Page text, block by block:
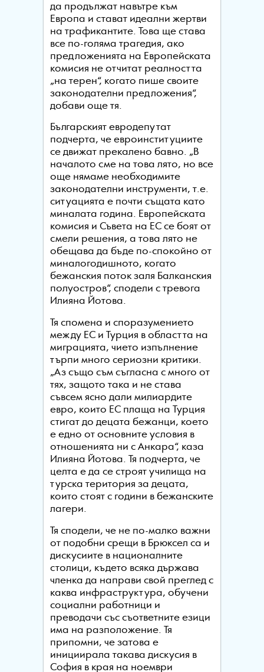
да продължат навътре към
Европа и стават идеални жертви
на трафикантите. Това ще става
все по-голяма трагедия, ако
предложенията на Европейската
комисия не отчитат реалността
„на терен“, когато пише своите
законодателни предложения“,
добави още тя.
Българският евродепутат
подчерта, че евроинституциите
се движат прекалено бавно. „В
началото сме на това лято, но все
още нямаме необходимите
законодателни инструменти, т.е.
ситуацията е почти същата като
миналата година. Европейската
комисия и Съвета на ЕС се боят от
смели решения, а това лято не
обещава да бъде по-спокойно от
миналогодишното, когато
бежанския поток заля Балканския
полуостров“, сподели с тревога
Илияна Йотова.
Тя спомена и споразумението
между ЕС и Турция в областта на
миграцията, чието изпълнение
търпи много сериозни критики.
„Аз също съм съгласна с много от
тях, защото така и не става
съвсем ясно дали милиардите
евро, които ЕС плаща на Турция
стигат до децата бежанци, което
е едно от основните условия в
отношенията ни с Анкара“, каза
Илияна Йотова. Тя подчерта, че
целта е да се строят училища на
турска територия за децата,
които стоят с години в бежанските
лагери.
Тя сподели, че не по-малко важни
от подобни срещи в Брюксел са и
дискусиите в националните
столици, където всяка държава
членка да направи свой преглед с
каква инфраструктура, обучени
социални работници и
преводачи със съответните езици
има на разположение. Тя
припомни, че затова е
инициирала такава дискусия в
София в края на ноември